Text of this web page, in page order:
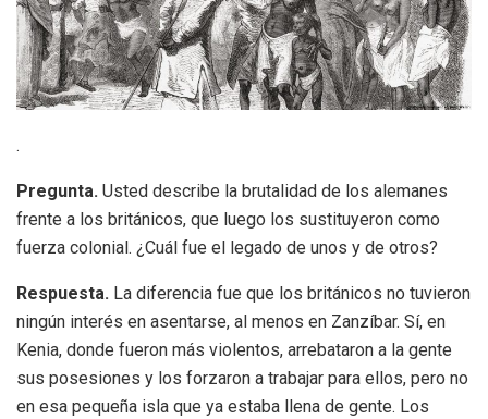
.
Pregunta. Usted describe la brutalidad de los alemanes
frente a los británicos, que luego los sustituyeron como
fuerza colonial. ¿Cuál fue el legado de unos y de otros?
Respuesta. La diferencia fue que los británicos no tuvieron
ningún interés en asentarse, al menos en Zanzíbar. Sí, en
Kenia, donde fueron más violentos, arrebataron a la gente
sus posesiones y los forzaron a trabajar para ellos, pero no
en esa pequeña isla que ya estaba llena de gente. Los